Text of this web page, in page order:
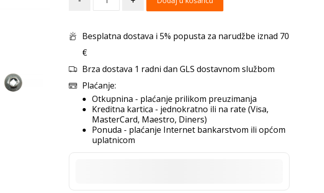
Besplatna dostava i 5% popusta za narudžbe iznad 70
€
Brza dostava 1 radni dan GLS dostavnom službom
Plaćanje:
Otkupnina - plaćanje prilikom preuzimanja
Kreditna kartica - jednokratno ili na rate (Visa,
MasterCard, Maestro, Diners)
Ponuda - plaćanje Internet bankarstvom ili općom
uplatnicom